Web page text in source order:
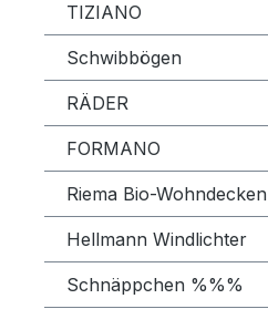
TIZIANO
Schwibbögen
RÄDER
FORMANO
Riema Bio-Wohndecken
Hellmann Windlichter
Schnäppchen %%%